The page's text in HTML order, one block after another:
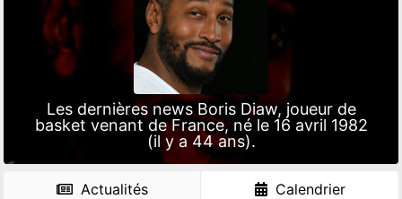
Les dernières news Boris Diaw, joueur de
basket venant de France, né le 16 avril 1982
(il y a 44 ans).
Actualités Calendrier